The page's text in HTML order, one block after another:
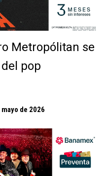
Metropólitan se
pop
mayo de 2026